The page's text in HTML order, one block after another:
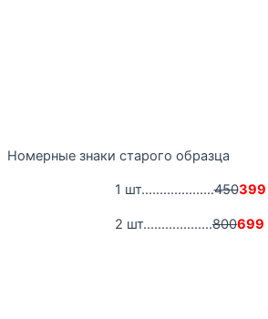
Номерные знаки старого образца
1 шт....................450399
2 шт...................800699